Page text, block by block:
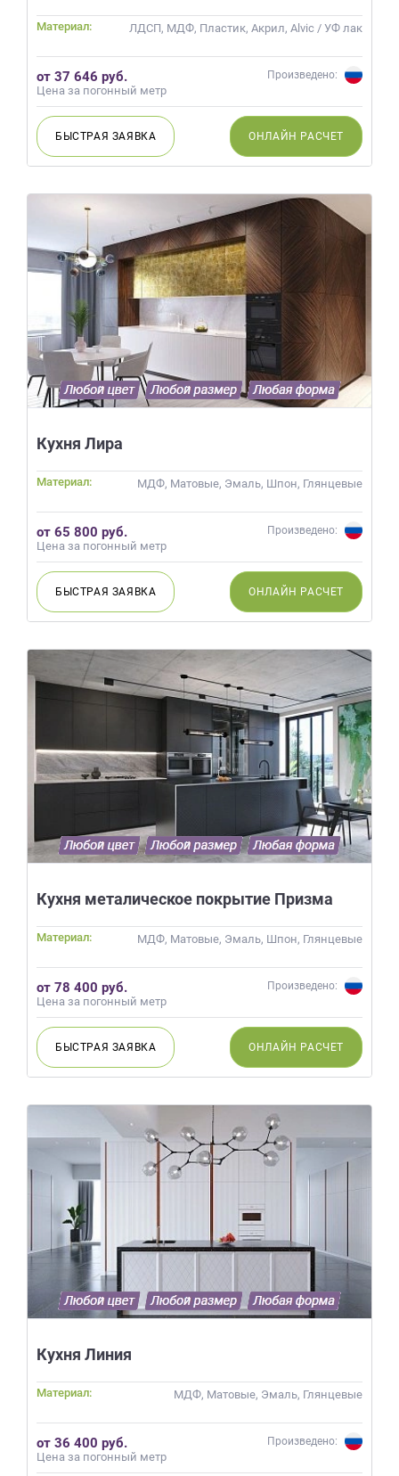
Материал: ЛДСП, МДФ, Пластик, Акрил, Alvic / УФ лак
от 37 646 руб.
Цена за погонный метр
Произведено:
БЫСТРАЯ ЗАЯВКА ОНЛАЙН РАСЧЕТ
Кухня Лира
Материал: МДФ, Матовые, Эмаль, Шпон, Глянцевые
от 65 800 руб.
Цена за погонный метр
Произведено:
БЫСТРАЯ ЗАЯВКА ОНЛАЙН РАСЧЕТ
Кухня металическое покрытие Призма
Материал: МДФ, Матовые, Эмаль, Шпон, Глянцевые
от 78 400 руб.
Цена за погонный метр
Произведено:
БЫСТРАЯ ЗАЯВКА ОНЛАЙН РАСЧЕТ
Кухня Линия
Материал: МДФ, Матовые, Эмаль, Глянцевые
от 36 400 руб.
Цена за погонный метр
Произведено:
обработку
Согласие
обработку
данных
порядке
условиях
Политики
обработки
персональных
данных.